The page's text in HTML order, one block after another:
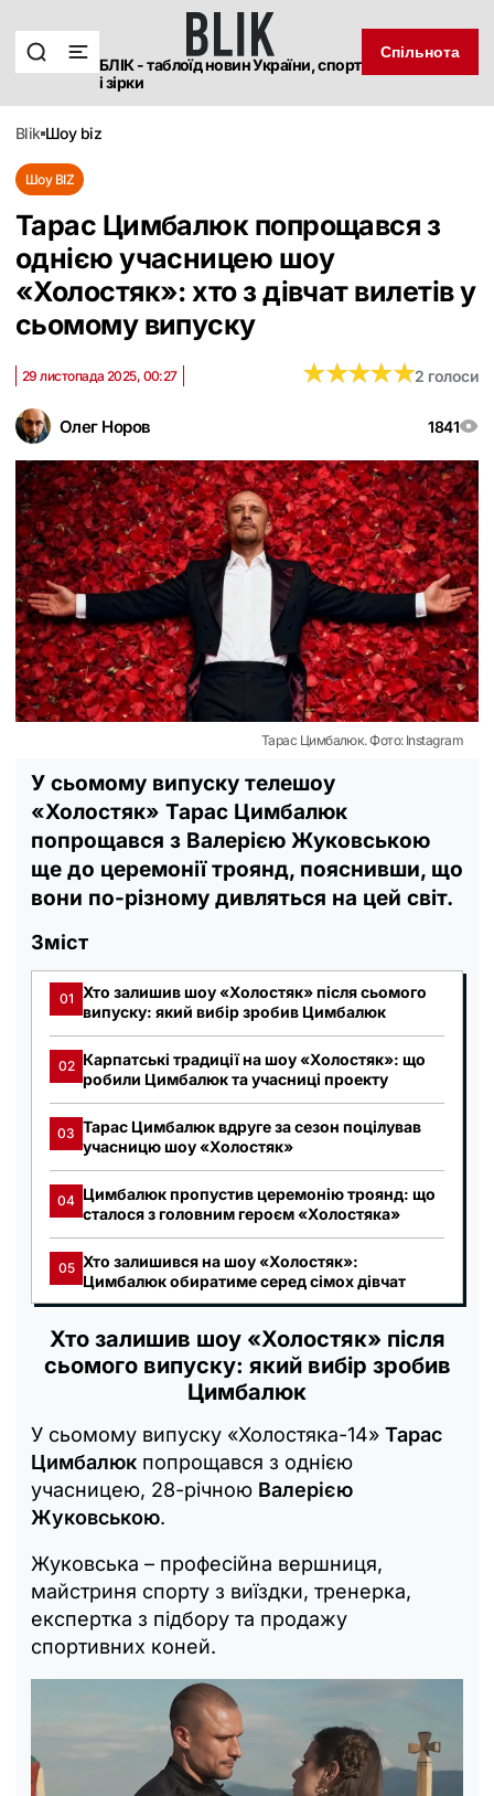
БЛІК - таблоїд новин України, спорт
і зірки
Спільнота
blik шоу biz
Шоу BIZ
Тарас Цимбалюк попрощався з
однією учасницею шоу
«Холостяк»: хто з дівчат вилетів у
сьомому випуску
Олег Норов 1841
29 листопада 2025, 00:27 ★★★★★
★★★★★2 голоси
Тарас Цимбалюк. Фото: Instagram
У сьомому випуску телешоу
«Холостяк» Тарас Цимбалюк
попрощався з Валерією Жуковською
ще до церемонії троянд, пояснивши, що
вони по-різному дивляться на цей світ.
Зміст
01
Хто залишив шоу «Холостяк» після сьомого
випуску: який вибір зробив Цимбалюк
02 Карпатські традиції на шоу «Холостяк»: що
робили Цимбалюк та учасниці проекту
03 Тарас Цимбалюк вдруге за сезон поцілував
учасницю шоу «Холостяк»
04 Цимбалюк пропустив церемонію троянд: що
сталося з головним героєм «Холостяка»
05 Хто залишився на шоу «Холостяк»:
Цимбалюк обиратиме серед сімох дівчат
Хто залишив шоу «Холостяк» після
сьомого випуску: який вибір зробив
Цимбалюк
У сьомому випуску «Холостяка-14» Тарас
Цимбалюк попрощався з однією
учасницею, 28-річною Валерією
Жуковською.
Жуковська – професійна вершниця,
майстриня спорту з виїздки, тренерка,
експертка з підбору та продажу
спортивних коней.